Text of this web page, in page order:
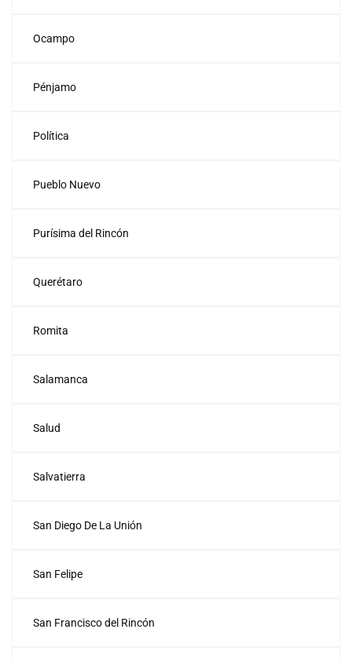
Ocampo
Pénjamo
Política
Pueblo Nuevo
Purísima del Rincón
Querétaro
Romita
Salamanca
Salud
Salvatierra
San Diego De La Unión
San Felipe
San Francisco del Rincón